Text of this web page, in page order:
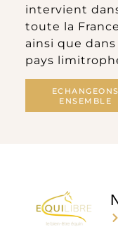
intervient
toute la France
ainsi que dans
pays
ECHANGEONS
ENSEMBLE